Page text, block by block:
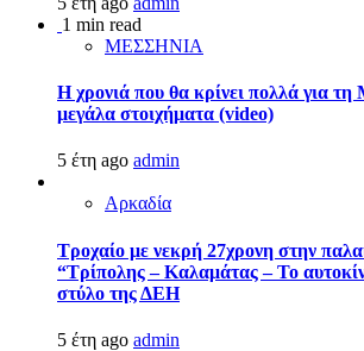
1 min read
ΜΕΣΣΗΝΙΑ
Η χρονιά που θα κρίνει πολλά για
μεγάλα στοιχήματα (video)
5 έτη ago admin
Αρκαδία
Τροχαίο με νεκρή 27χρονη στην
“Τρίπολης – Καλαμάτας – Το
στύλο της ΔΕΗ
5 έτη ago admin